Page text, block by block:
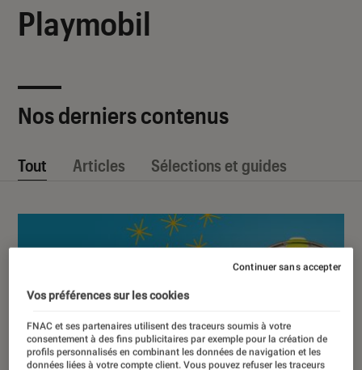
Playmobil
Nos derniers contenus
Tout Articles Sélections et guides
Vos préférences sur les cookies
FNAC et ses partenaires utilisent des traceurs soumis à votre
consentement à des fins publicitaires par exemple pour la création de
profils personnalisés en combinant les données de navigation et les
données liées à votre compte client. Vous pouvez refuser les traceurs
Continuer sans accepter